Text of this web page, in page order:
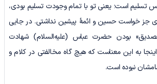
تسلیم است؛ یعنی تو با تمام وجودت تسلیم بودی،
جز خواست حسین و ائمۀ پیشین نداشتی. در جایی
بودن حضرت عباس (علیه‌السلام) شهادت
به این معناست که هیچ گاه مخالفتی در کلام و
نبوده است.